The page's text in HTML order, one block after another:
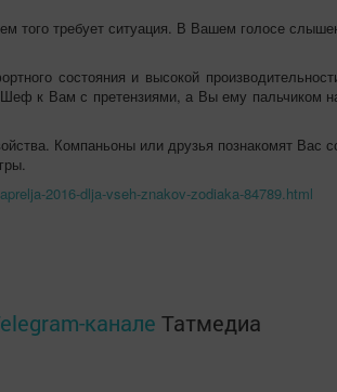
того требует ситуация. В Вашем голосе
состояния и высокой
к Вам с претензиями, а Вы ему пальчиком
Компаньоны или друзья познакомят Вас
2016-dlja-vseh-znakov-zodiaka-84789.html
канале Татмедиа